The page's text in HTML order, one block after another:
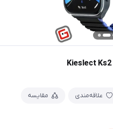
علاقه‌مندی مقایسه